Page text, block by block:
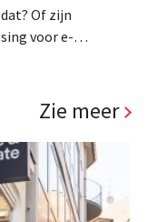
Of zijn
voor e-
Zie meer